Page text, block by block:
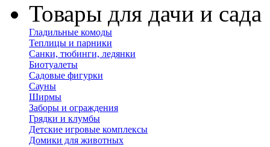
Товары для дачи и сада
Гладильные комоды
Теплицы и парники
Санки, тюбинги, ледянки
Биотуалеты
Садовые фигурки
Сауны
Ширмы
Заборы и ограждения
Грядки и клумбы
Детские игровые комплексы
Домики для животных